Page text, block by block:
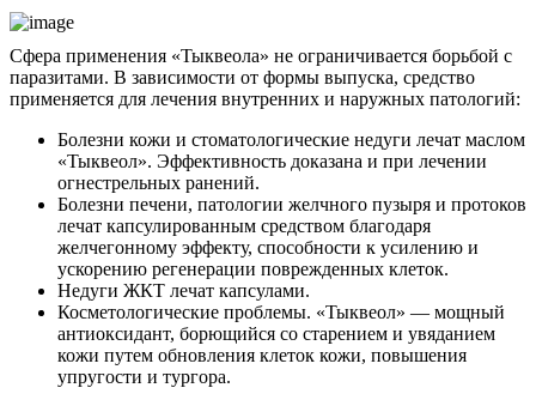
Сфера применения «Тыквеола» не ограничивается борьбой с
паразитами. В зависимости от формы выпуска, средство
применяется для лечения внутренних и наружных патологий:
Болезни кожи и стоматологические недуги лечат маслом
«Тыквеол». Эффективность доказана и при лечении
огнестрельных ранений.
Болезни печени, патологии желчного пузыря и протоков
лечат капсулированным средством благодаря
желчегонному эффекту, способности к усилению и
ускорению регенерации поврежденных клеток.
Недуги ЖКТ лечат капсулами.
Косметологические проблемы. «Тыквеол» — мощный
антиоксидант, борющийся со старением и увяданием
кожи путем обновления клеток кожи, повышения
упругости и тургора.